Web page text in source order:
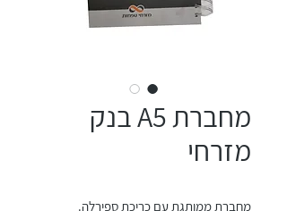
מחברת A5 בנק
מזרחי
מחברת ממותגת עם כריכת ספירלה.